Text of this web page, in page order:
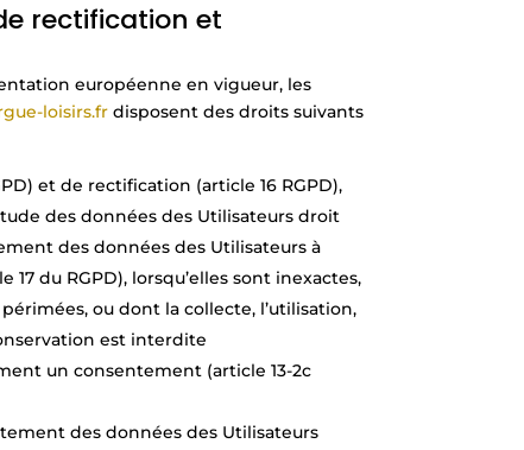
rectification et
européenne en vigueur, les
loisirs.fr disposent des droits suivants
et de rectification (article 16 RGPD),
des données des Utilisateurs droit
des données des Utilisateurs à
17 du RGPD), lorsqu’elles sont inexactes,
ou dont la collecte, l’utilisation,
est interdite
un consentement (article 13-2c
des données des Utilisateurs